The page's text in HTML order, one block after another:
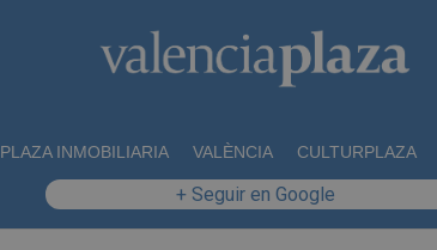
PLAZA INMOBILIARIA VALÈNCIA CULTURPLAZA
+ Seguir en Google